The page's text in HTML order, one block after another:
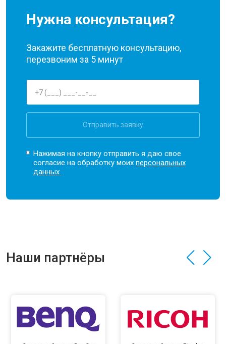
Нужна консультация?
Закажите бесплатную консультацию,
перезвоним за 5 минут
Отправить заявку
Нажимая на кнопку отправить я даю свое
согласие на обработку моихперсональных
данных.
Наши партнёры